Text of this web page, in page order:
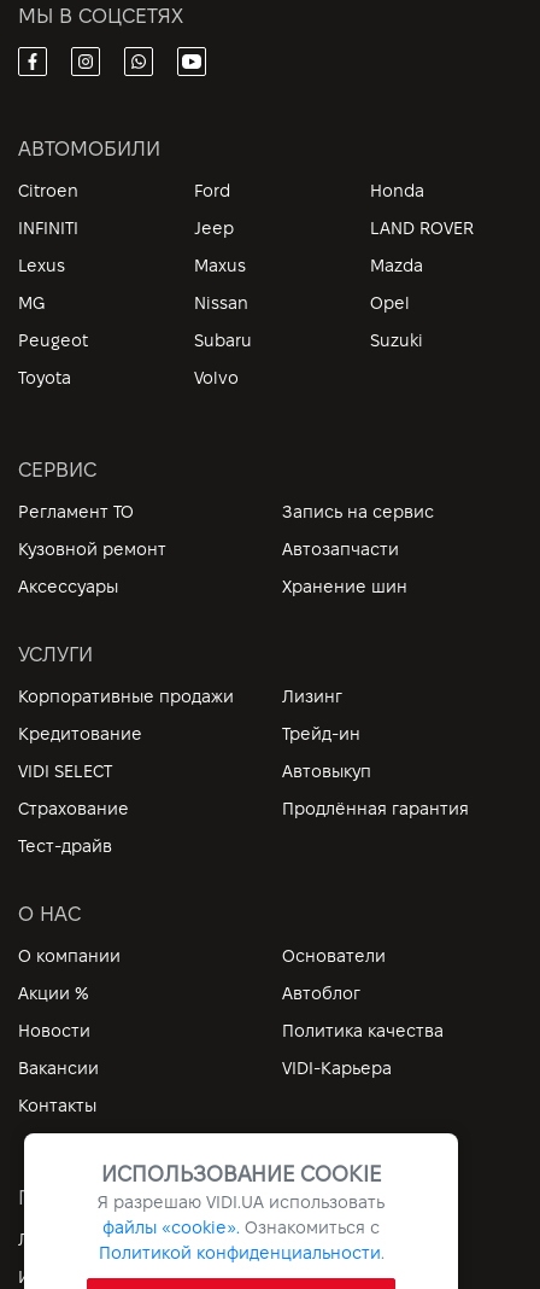
МЫ В СОЦСЕТЯХ
АВТОМОБИЛИ
Citroen Ford
Honda
INFINITI
Jeep
LAND ROVER
Lexus
Maxus
Mazda
MG
Nissan
Opel
Peugeot
Subaru
Suzuki
Toyota
Volvo
СЕРВИС
Регламент ТО
Запись на сервис
Кузовной ремонт
Автозапчасти
Аксессуары
Хранение шин
УСЛУГИ
Корпоративные продажи
Лизинг
Кредитование
Трейд-ин
VIDI SELECT
Автовыкуп
Страхование
Продлённая гарантия
Тест-драйв
О НАС
О компании
Основатели
Акции %
Автоблог
Новости
Политика качества
Вакансии
VIDI-Карьера
Контакты
ПОЛЕЗНЫЕ ССЫЛКИ
Личный кабинет
Контакты
Информация
Архив
ИСПОЛЬЗОВАНИЕ COOKIE
Я разрешаю VIDI.UA использовать
файлы «cookie». Ознакомиться с
Политикой конфиденциальности.